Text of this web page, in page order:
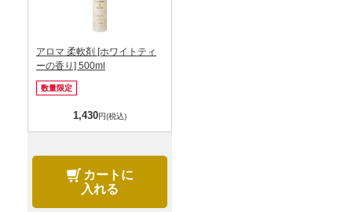
アロマ 柔軟剤 [ホワイトティ
ーの香り] 500ml
数量限定
1,430円(税込)
カートに
入れる